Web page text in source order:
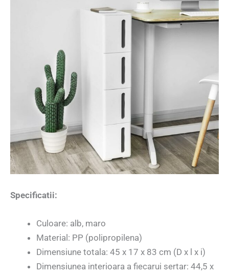
Specificatii:
Culoare: alb, maro
Material: PP (polipropilena)
Dimensiune totala: 45 x 17 x 83 cm (D x l x i)
Dimensiunea interioara a fiecarui sertar: 44,5 x